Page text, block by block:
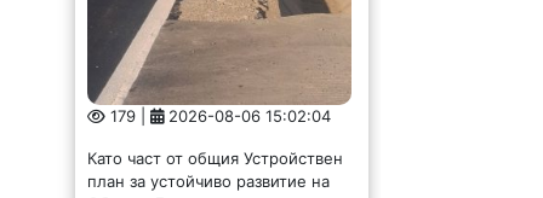
Като част от общия Устройствен
план за устойчиво развитие на
Община Борован, поетапно са
подменени още две от пътните
настилки, като част от уличната
мрежа на улиците в село
Борован. Обновени...